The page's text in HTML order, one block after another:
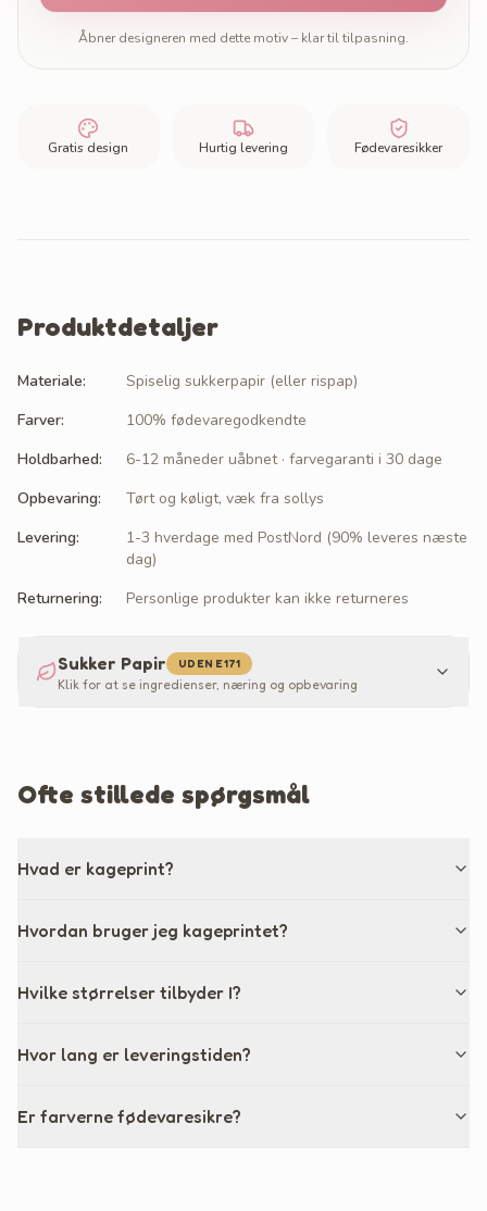
Åbner designeren med dette motiv – klar til tilpasning.
Gratis design Hurtig levering Fødevaresikker
Produktdetaljer
Materiale:
Spiselig sukkerpapir (eller rispap)
Farver:
100% fødevaregodkendte
Holdbarhed:
6-12 måneder uåbnet · farvegaranti i 30 dage
Opbevaring:
Tørt og køligt, væk fra sollys
Levering:
1-3 hverdage med PostNord (90% leveres næste
dag)
Returnering: Personlige produkter kan ikke returneres
Sukker Papir UDEN E171
Klik for at se ingredienser, næring og opbevaring
Ofte stillede spørgsmål
Hvad er kageprint?
Hvordan bruger jeg kageprintet?
Hvilke størrelser tilbyder I?
Hvor lang er leveringstiden?
Er farverne fødevaresikre?